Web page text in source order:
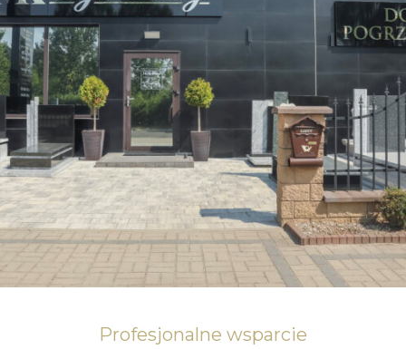
Profesjonalne wsparcie